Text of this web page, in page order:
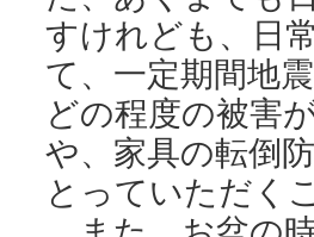
すけれども、日
て、一定期間地
どの程度の被害
や、家具の転倒
とっていただく